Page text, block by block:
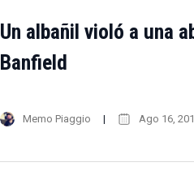
Un albañil violó a una
Banfield
Memo Piaggio Ago 16,